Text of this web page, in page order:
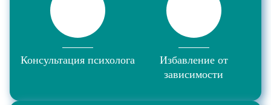
Консультация психолога
Избавление от
зависимости